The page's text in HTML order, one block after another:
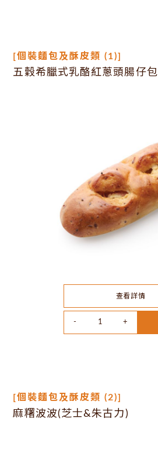
[個裝麵包及酥皮類 (1)]
五穀希臘式乳酪紅蔥頭腸仔包
查看詳情
[個裝麵包及酥皮類 (2)]
麻糬波波(芝士&朱古力)